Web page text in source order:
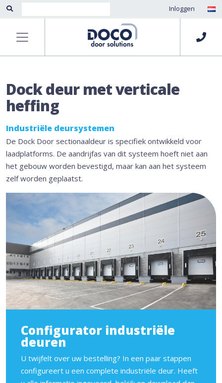
Inloggen
Dock deur met verticale
heffing
Industriële deursystemen
De Dock Door sectionaaldeur is specifiek ontwikkeld voor
laadplatforms. De aandrijfas van dit systeem hoeft niet aan
het gebouw worden bevestigd, maar kan aan het systeem
zelf worden geplaatst.
Configurator industriële
deuren
U twijfelt over uw bestelling? In een paar stappen
configureert u een complete industriële deur. Heeft